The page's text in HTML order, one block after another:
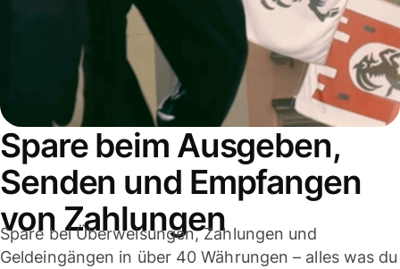
Spare beim Ausgeben,
Senden und Empfangen
von Zahlungen
Spare bei Überweisungen, Zahlungen und
Geldeingängen in über 40 Währungen – alles was du